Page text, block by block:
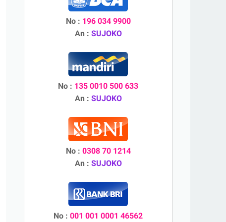
No : 196 034 9900
An : SUJOKO
No : 135 0010 500 633
An : SUJOKO
No : 0308 70 1214
An : SUJOKO
No : 001 001 0001 46562